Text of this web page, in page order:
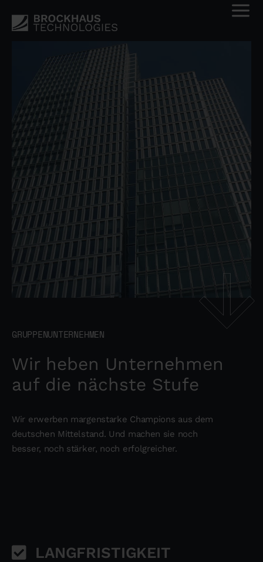
GRUPPENUNTERNEHMEN
Wir heben Unternehmen
auf die nächste Stufe
Wir erwerben margenstarke Champions aus dem
deutschen Mittelstand. Und machen sie noch
besser, noch stärker, noch erfolgreicher.
LANGFRISTIGKEIT